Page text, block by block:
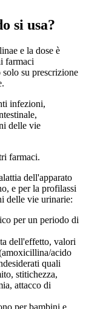
si usa?
e la dose è
farmaci
su prescrizione
infezioni,
delle vie
farmaci.
dell'apparato
e per la profilassi
delle vie urinarie:
per un periodo di
dell'effetto, valori
acido
quali
stitichezza,
attacco di